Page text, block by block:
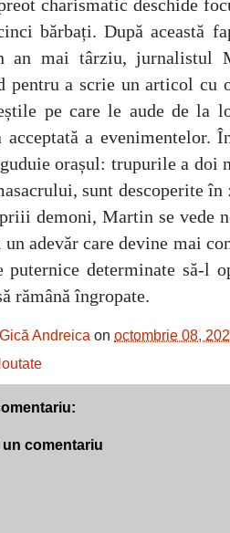
charismatic deschide
bărbați. După această
an mai târziu, jurnalistul
pentru a scrie un articol cu
pe care le aude de la
acceptată a evenimentelor.
orașul: trupurile a doi
sunt descoperite
demoni, Martin se vede
un adevăr care devine mai
puternice determinate să-l
rămână îngropate.
Gică Andreica on octombrie 08,
un comentariu